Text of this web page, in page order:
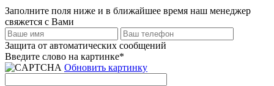
Заполните поля ниже и в ближайшее время наш менеджер
свяжется с Вами
Защита от автоматических сообщений
Введите слово на картинке*
Обновить картинку